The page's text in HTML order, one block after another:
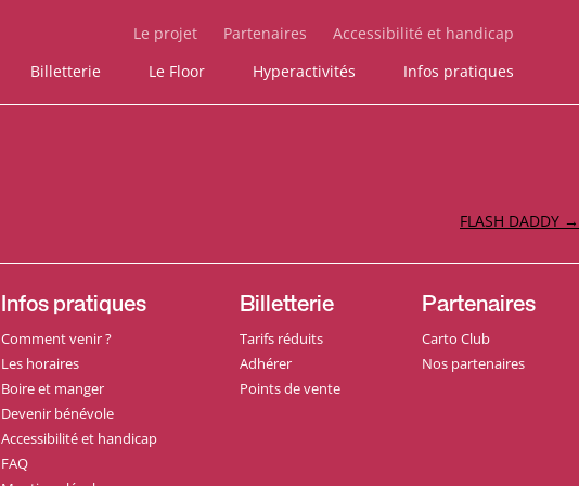
Le projet Partenaires
Accessibilité et handicap
Billetterie Le Floor Hyperactivités Infos pratiques
FLASH DADDY →
Infos pratiques
Comment venir ?
Les horaires
Boire et manger
Devenir bénévole
Accessibilité et handicap
FAQ
Billetterie
Tarifs réduits
Adhérer
Points de vente
Partenaires
Carto Club
Nos partenaires